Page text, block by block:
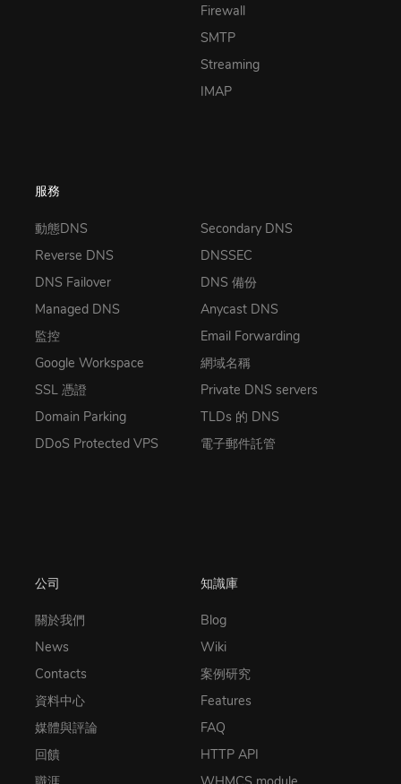
Firewall
SMTP
Streaming
IMAP
服務
動態DNS
Reverse DNS
DNS Failover
Managed DNS
監控
Google Workspace
SSL 憑證
Domain Parking
DDoS Protected VPS
Secondary DNS
DNSSEC
DNS 備份
Anycast DNS
Email Forwarding
網域名稱
Private DNS servers
TLDs 的 DNS
電子郵件託管
公司
關於我們
News
Contacts
資料中心
媒體與評論
回饋
知識庫
Blog
Wiki
案例研究
Features
FAQ
HTTP API